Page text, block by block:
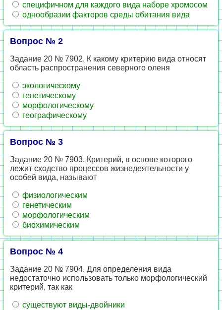
специфичном для каждого вида наборе хромосом
однообразии факторов среды обитания вида
Вопрос № 2
Задание 20 № 7902. К какому критерию вида относят
область распространения северного оленя
экологическому
генетическому
морфологическому
географическому
Вопрос № 3
Задание 20 № 7903. Критерий, в основе которого
лежит сходство процессов жизнедеятельности у
особей вида, называют
физиологическим
генетическим
морфологическим
биохимическим
Вопрос № 4
Задание 20 № 7904. Для определения вида
недостаточно использовать только морфологический
критерий, так как
существуют виды-двойники